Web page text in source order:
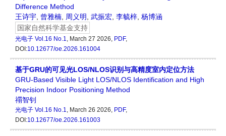
Difference Method
王诗宇 曾雅楠 周义明 武振宏 李毓梓 杨博涵
国家自然科学基金支持
光电子 Vol.16 No.1, March 27 2026, PDF,
DOI:10.12677/oe.2026.161004
基于GRU的可见光LOS/NLOS识别与高精度室内定位方法
GRU-Based Visible Light LOS/NLOS Identification and High
Precision Indoor Positioning Method
禤智钊
光电子 Vol.16 No.1, March 26 2026, PDF,
DOI:10.12677/oe.2026.161003